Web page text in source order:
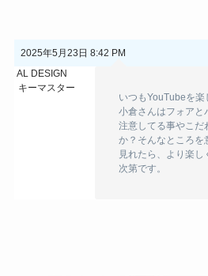
2025年5月23日 8:42 PM
AL DESIGN
キーマスター
いつもYouTubeを楽
小倉さんはフォアと
注意してる事やこだ
か？そんなところを
見れたら、より楽
次第です。